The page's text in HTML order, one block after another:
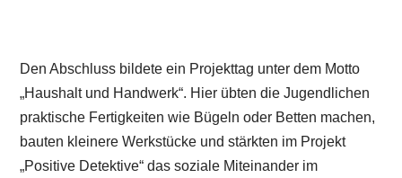
Den Abschluss bildete ein Projekttag unter dem Motto
„Haushalt und Handwerk“. Hier übten die Jugendlichen
praktische Fertigkeiten wie Bügeln oder Betten machen,
bauten kleinere Werkstücke und stärkten im Projekt
„Positive Detektive“ das soziale Miteinander im